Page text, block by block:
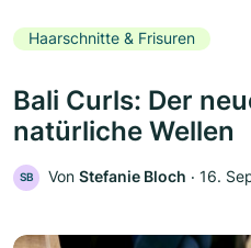
Haarschnitte & Frisuren
Bali Curls: Der
natürliche Wellen
SB Von Stefanie Bloch ‧ 16.